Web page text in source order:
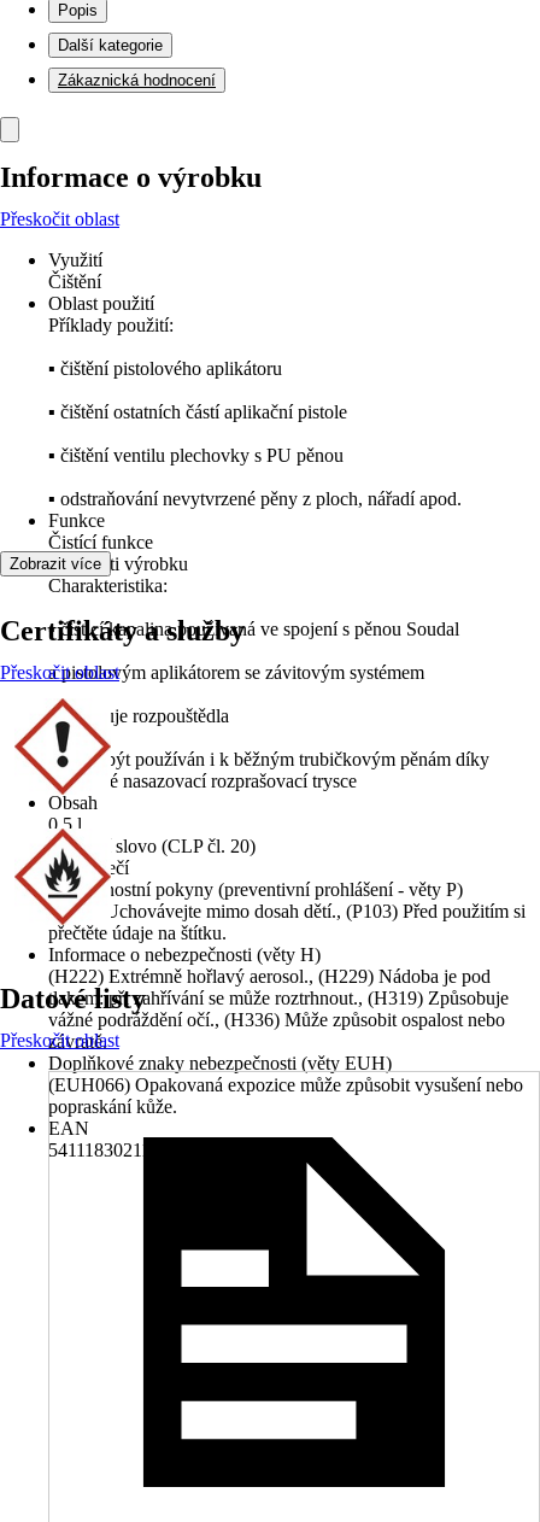
Popis
Další kategorie
Zákaznická hodnocení
Informace o výrobku
Přeskočit oblast
Využití
Čištění
Oblast použití
Příklady použití:
▪ čištění pistolového aplikátoru
▪ čištění ostatních částí aplikační pistole
▪ čištění ventilu plechovky s PU pěnou
▪ odstraňování nevytvrzené pěny z ploch, nářadí apod.
Funkce
Čistící funkce
Přednosti výrobku
Charakteristika:
▪ čisticí kapalina používaná ve spojení s pěnou Soudal
a pistolovým aplikátorem se závitovým systémem
▪ obsahuje rozpouštědla
▪ může být používán i k běžným trubičkovým pěnám díky
přibalené nasazovací rozprašovací trysce
Obsah
0,5 l
Signální slovo (CLP čl. 20)
Nebezpečí
Bezpečnostní pokyny (preventivní prohlášení - věty P)
(P102) Uchovávejte mimo dosah dětí., (P103) Před použitím si
přečtěte údaje na štítku.
Informace o nebezpečnosti (věty H)
(H222) Extrémně hořlavý aerosol., (H229) Nádoba je pod
tlakem: při zahřívání se může roztrhnout., (H319) Způsobuje
vážné podráždění očí., (H336) Může způsobit ospalost nebo
závratě.
Doplňkové znaky nebezpečnosti (věty EUH)
(EUH066) Opakovaná expozice může způsobit vysušení nebo
popraskání kůže.
EAN
5411183021181
Zobrazit více
Certifikáty a služby
Přeskočit oblast
Datové listy
Přeskočit oblast